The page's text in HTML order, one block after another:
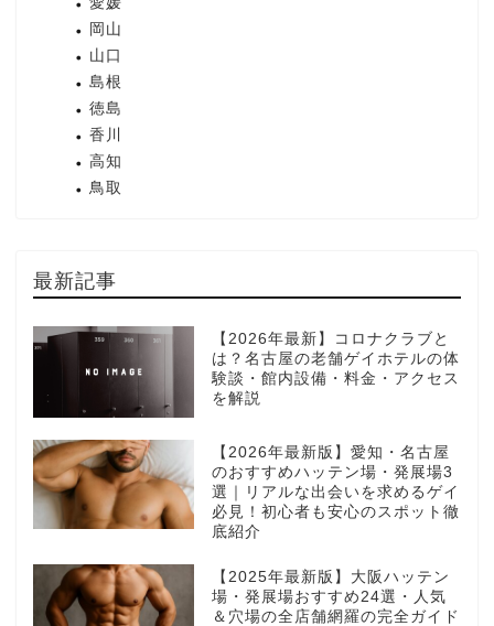
岡山
山口
島根
徳島
香川
高知
鳥取
最新記事
【2026年最新】コロナクラブと
は？名古屋の老舗ゲイホテルの体
験談・館内設備・料金・アクセス
を解説
【2026年最新版】愛知・名古屋
のおすすめハッテン場・発展場3
選｜リアルな出会いを求めるゲイ
必見！初心者も安心のスポット徹
底紹介
【2025年最新版】大阪ハッテン
場・発展場おすすめ24選・人気
＆穴場の全店舗網羅の完全ガイド